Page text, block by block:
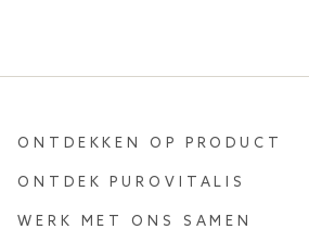
ONTDEKKEN OP PRODUCT
ONTDEK PUROVITALIS
WERK MET ONS SAMEN